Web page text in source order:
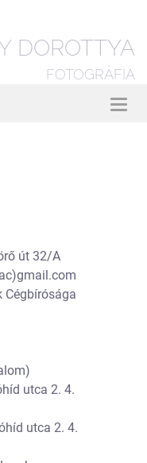
DOROTTYA
FOTOGRÁFIA
út 32/A
Cégbírósága
utca 2. 4.
utca 2. 4.